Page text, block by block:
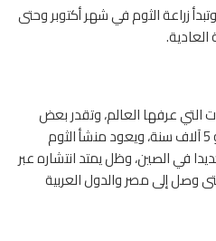
زراعة الثوم في شهر أكتوبر وحتى
التي عرفها العالم، وتقدر بعض
الدراسات عمر زراعة الثوم إلى نحو 5 آلاف سنة، ويعود منشأ الثوم
في الصين، وظل يمتد انتشاره عبر
وصل إلى مصر والدول العربية